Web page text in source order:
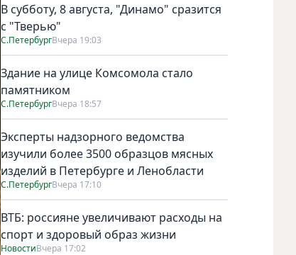
В субботу, 8 августа, "Динамо" сразится
с "Тверью"
С.ПетербургВчера 19:03
Здание на улице Комсомола стало
памятником
С.ПетербургВчера 18:57
Эксперты надзорного ведомства
изучили более 3500 образцов мясных
изделий в Петербурге и Ленобласти
С.ПетербургВчера 17:10
ВТБ: россияне увеличивают расходы на
спорт и здоровый образ жизни
НовостиВчера 17:02